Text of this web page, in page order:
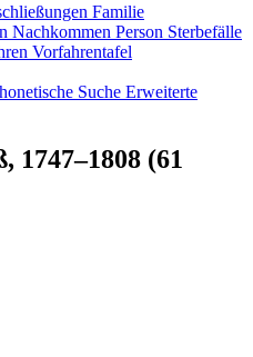
Familie
Nachkommen Person Sterbefälle
Vorfahrentafel
Suche Erweiterte
, 1747–1808 (61